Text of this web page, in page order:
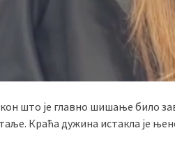
што је главно шишање било
Краћа дужина истакла је